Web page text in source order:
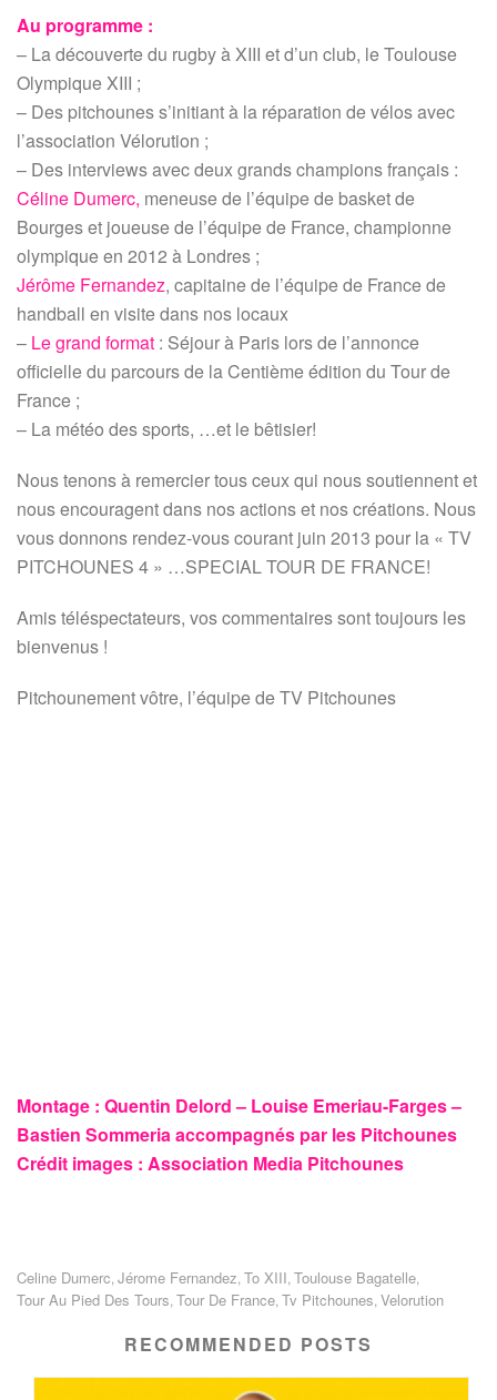
Au programme :
– La découverte du rugby à XIII et d’un club, le Toulouse
Olympique XIII ;
– Des pitchounes s’initiant à la réparation de vélos avec
l’association Vélorution ;
– Des interviews avec deux grands champions français :
Céline Dumerc, meneuse de l’équipe de basket de
Bourges et joueuse de l’équipe de France, championne
olympique en 2012 à Londres ;
Jérôme Fernandez, capitaine de l’équipe de France de
handball en visite dans nos locaux
– Le grand format : Séjour à Paris lors de l’annonce
officielle du parcours de la Centième édition du Tour de
France ;
– La météo des sports, …et le bêtisier!
Nous tenons à remercier tous ceux qui nous soutiennent et
nous encouragent dans nos actions et nos créations. Nous
vous donnons rendez-vous courant juin 2013 pour la « TV
PITCHOUNES 4 » …SPECIAL TOUR DE FRANCE!
Amis téléspectateurs, vos commentaires sont toujours les
bienvenus !
Pitchounement vôtre, l’équipe de TV Pitchounes
Montage : Quentin Delord – Louise Emeriau-Farges –
Bastien Sommeria accompagnés par les Pitchounes
Crédit images : Association Media Pitchounes
Celine Dumerc,Jérome Fernandez,To XIII,Toulouse Bagatelle,
Tour Au Pied Des Tours,Tour De France,Tv Pitchounes,Velorution
RECOMMENDED POSTS